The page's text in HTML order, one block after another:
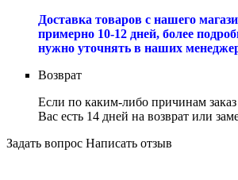
Доставка товаров с нашего
примерно 10-12 дней, более
нужно уточнять в наших
Возврат
Если по каким-либо причинам
Вас есть 14 дней на возврат или
Задать вопрос Написать отзыв